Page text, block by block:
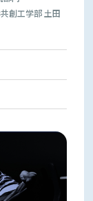
展覧会
共創工学部 土田